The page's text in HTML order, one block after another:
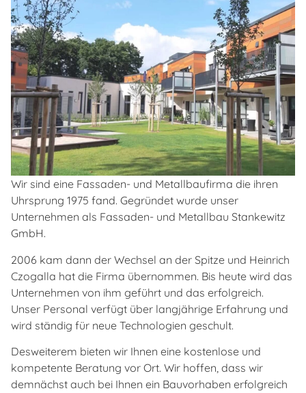
Wir sind eine Fassaden- und Metallbaufirma die ihren
Uhrsprung 1975 fand. Gegründet wurde unser
Unternehmen als Fassaden- und Metallbau Stankewitz
GmbH.
2006 kam dann der Wechsel an der Spitze und Heinrich
Czogalla hat die Firma übernommen. Bis heute wird das
Unternehmen von ihm geführt und das erfolgreich.
Unser Personal verfügt über langjährige Erfahrung und
wird ständig für neue Technologien geschult.
Desweiterem bieten wir Ihnen eine kostenlose und
kompetente Beratung vor Ort. Wir hoffen, dass wir
demnächst auch bei Ihnen ein Bauvorhaben erfolgreich